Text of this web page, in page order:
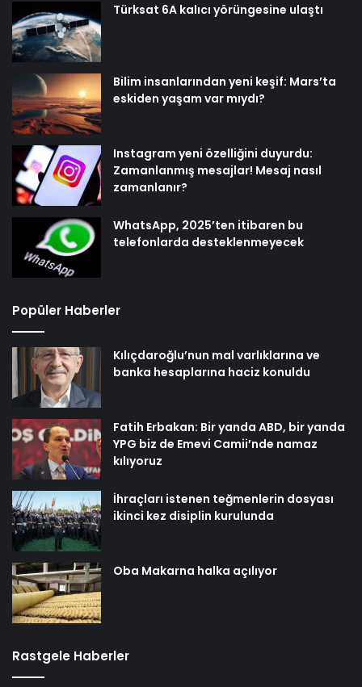
Türksat 6A kalıcı yörüngesine ulaştı
Bilim insanlarından yeni keşif: Mars’ta
eskiden yaşam var mıydı?
Instagram yeni özelliğini duyurdu:
Zamanlanmış mesajlar! Mesaj nasıl
zamanlanır?
WhatsApp, 2025’ten itibaren bu
telefonlarda desteklenmeyecek
Popüler Haberler
Kılıçdaroğlu’nun mal varlıklarına ve
banka hesaplarına haciz konuldu
Fatih Erbakan: Bir yanda ABD, bir yanda
YPG biz de Emevi Camii’nde namaz
kılıyoruz
İhraçları istenen teğmenlerin dosyası
ikinci kez disiplin kurulunda
Oba Makarna halka açılıyor
Rastgele Haberler